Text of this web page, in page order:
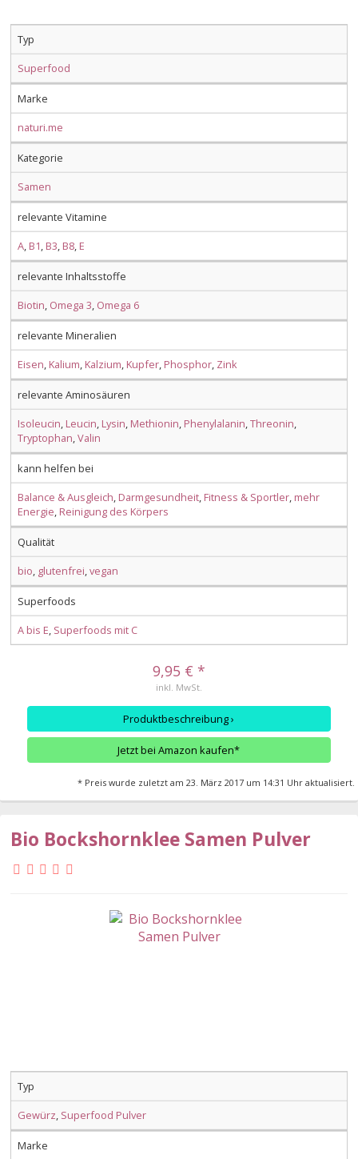
Typ
Superfood
Marke
naturi.me
Kategorie
Samen
relevante Vitamine
A, B1, B3, B8, E
relevante Inhaltsstoffe
Biotin, Omega 3, Omega 6
relevante Mineralien
Eisen, Kalium, Kalzium, Kupfer, Phosphor, Zink
relevante Aminosäuren
Isoleucin, Leucin, Lysin, Methionin, Phenylalanin,Threonin,
Tryptophan,Valin
kann helfen bei
Balance & Ausgleich, Darmgesundheit, Fitness & Sportler, mehr
Energie, Reinigung des Körpers
Qualität
bio, glutenfrei,vegan
Superfoods
A bis E, Superfoods mit C
9,95 € *
inkl. MwSt.
Produktbeschreibung ›
Jetzt bei Amazon kaufen*
* Preis wurde zuletzt am 23. März 2017 um 14:31 Uhr aktualisiert.
Bio Bockshornklee Samen Pulver
Typ
Gewürz, Superfood Pulver
Marke